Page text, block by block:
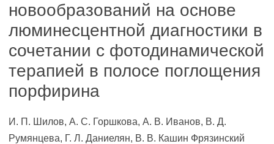
новообразований на основе
люминесцентной диагностики в
сочетании с фотодинамической
терапией в полосе поглощения
порфирина
И. П. Шилов, А. С. Горшкова, А. В. Иванов, В. Д.
Румянцева, Г. Л. Даниелян, В. В. Кашин Фрязинский